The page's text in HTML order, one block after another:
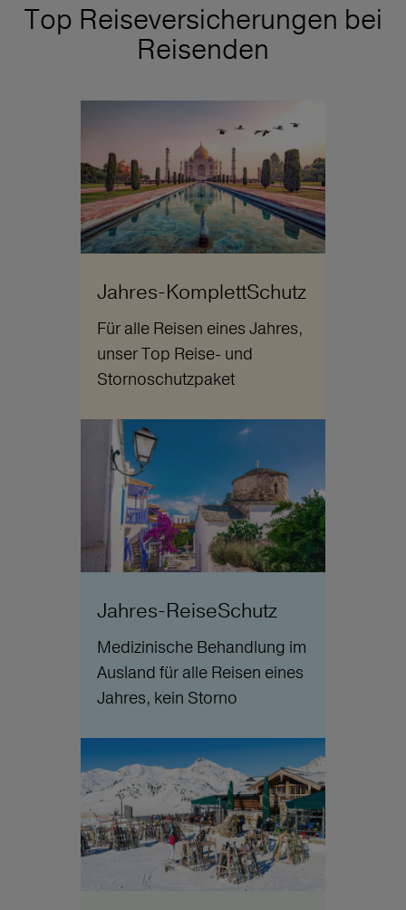
Top Reiseversicherungen bei
Reisenden
Jahres-KomplettSchutz
Für alle Reisen eines Jahres,
unser Top Reise- und
Stornoschutzpaket
Jahres-ReiseSchutz
Medizinische Behandlung im
Ausland für alle Reisen eines
Jahres, kein Storno